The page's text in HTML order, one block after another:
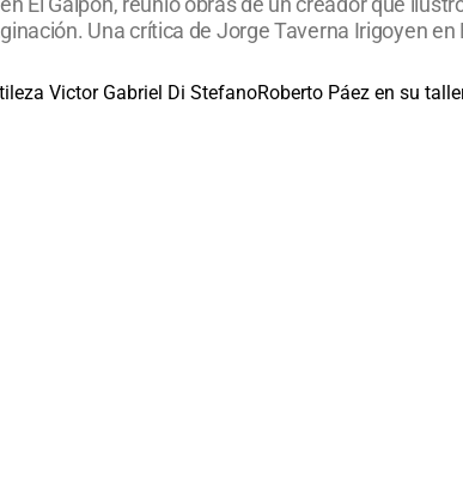
Una crítica de Jorge Taverna Irigoyen
Roberto Páez en su